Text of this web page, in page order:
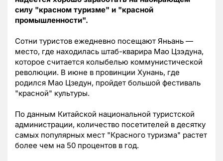
силу "красном туризме" и "красной
промышленности".
Сотни туристов ежедневно посещают Яньань —
место, где находилась штаб-кварира Мао Цзэдуна,
которое считается колыбелью коммунистической
революции. В июне в провинции Хунань, где
родился Мао Цзедун, пройдет большой фестиваль
"красной" культуры.
По данным Китайской национальной туристской
администрации, количество посетителей в десятку
самых популярных мест "Красного туризма" растет
более чем на 50 процентов в год.